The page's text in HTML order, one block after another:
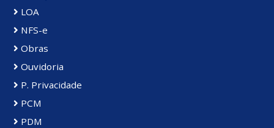
LOA
NFS-e
Obras
Ouvidoria
P. Privacidade
PCM
PDM